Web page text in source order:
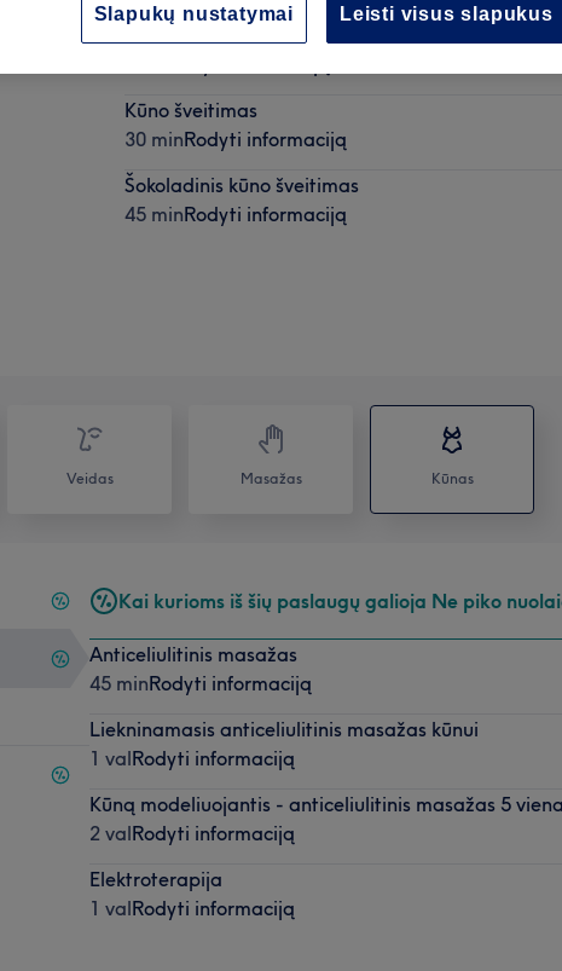
Kūno šveitimas
30 minRodyti informaciją
Šokoladinis kūno šveitimas
45 minRodyti informaciją
Veidas Masažas Kūnas
Kai kurioms iš šių paslaugų galioja Ne piko
Anticeliulitinis masažas
45 minRodyti informaciją
Liekninamasis anticeliulitinis masažas kūnui
1 valRodyti informaciją
Kūną modeliuojantis - anticeliulitinis masažas 5
2 valRodyti informaciją
Elektroterapija
1 valRodyti informaciją
Leisti visus slapukus
Slapukų nustatymai